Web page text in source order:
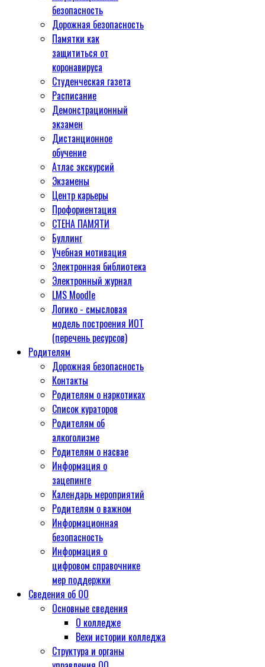
безопасность
Дорожная безопасность
Памятки как
защититься от
коронавируса
Студенческая газета
Расписание
Демонстрационный
экзамен
Дистанционное
обучение
Атлас экскурсий
Экзамены
Центр карьеры
Профориентация
СТЕНА ПАМЯТИ
Буллинг
Учебная мотивация
Электронная библиотека
Электронный журнал
LMS Moodle
Логико - смысловая
модель построения ИОТ
(перечень ресурсов)
Родителям
Дорожная безопасность
Контакты
Родителям о наркотиках
Список кураторов
Родителям об
алкоголизме
Родителям о насвае
Информация о
зацепинге
Календарь мероприятий
Родителям о важном
Информационная
безопасность
Информация о
цифровом справочнике
мер поддержки
Сведения об ОО
Основные сведения
О колледже
Вехи истории колледжа
Структура и органы